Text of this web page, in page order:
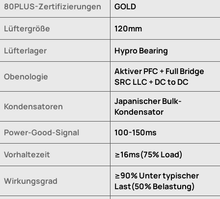
80PLUS-Zertifizierungen GOLD
Lüftergröße 120mm
Lüfterlager Hypro Bearing
Obenologie
Aktiver PFC + Full Bridge
SRC LLC + DC to DC
Kondensatoren
Japanischer Bulk-
Kondensator
Power-Good-Signal
100-150ms
Vorhaltezeit ≥16ms(75% Load)
Wirkungsgrad
≥90% Unter typischer
Last(50% Belastung)